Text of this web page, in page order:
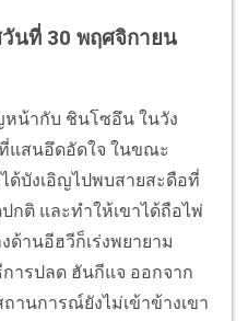
นที่ 30 พฤศจิกายน
หน้ากับ ชินโซอึน ในวัง
แสนอึดอัดใจ ในขณะ
ด้บังเอิญไปพบสายสะดือที่
กติ และทำให้เขาได้ถือไพ่
านอีฮวีก็เร่งพยายาม
ารปลด ฮันกีแจ ออกจาก
านการณ์ยังไม่เข้าข้างเขา